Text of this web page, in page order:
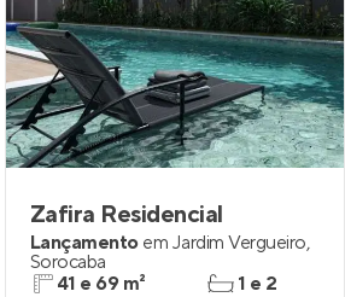
Zafira Residencial
Lançamento em Jardim Vergueiro,
Sorocaba
41 e 69 m²
1 e 2